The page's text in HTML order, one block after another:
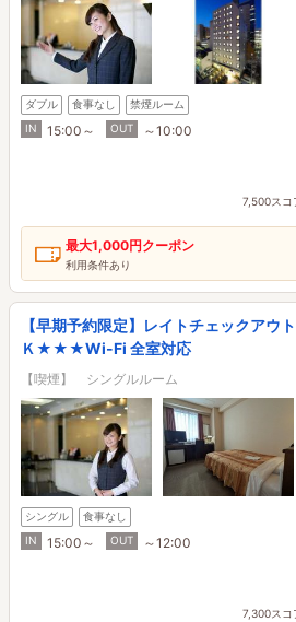
ダブル 食事なし
禁煙ルーム
IN
15:00～ OUT ～10:00
7,500スコ
最大1,000円クーポン
利用条件あり
【早期予約限定】レイトチェックア
Ｋ★★★Wi-Fi 全室対応
【喫煙】 シングルルーム
シングル
食事なし
IN
15:00～ OUT ～12:00
7,300スコ